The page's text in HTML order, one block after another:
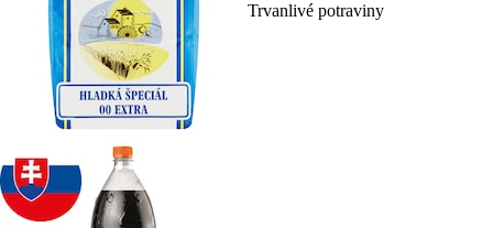
Trvanlivé potraviny